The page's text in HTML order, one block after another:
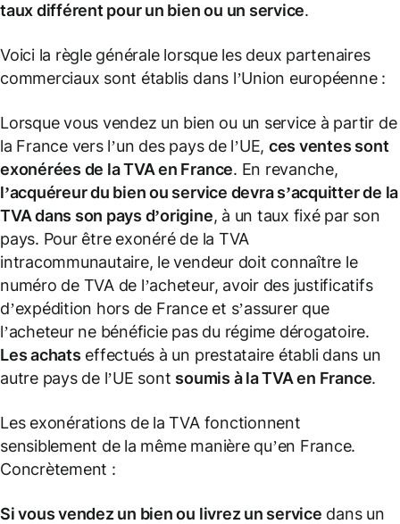
taux différent pour un bien ou un service.
Voici la règle générale lorsque les deux partenaires
commerciaux sont établis dans l’Union européenne :
Lorsque vous vendez un bien ou un service à partir de
la France vers l’un des pays de l’UE, ces ventes sont
exonérées de la TVA en France. En revanche,
l’acquéreur du bien ou service devra s’acquitter de la
TVA dans son pays d’origine, à un taux fixé par son
pays. Pour être exonéré de la TVA
intracommunautaire, le vendeur doit connaître le
numéro de TVA de l’acheteur, avoir des justificatifs
d’expédition hors de France et s’assurer que
l’acheteur ne bénéficie pas du régime dérogatoire.
Les achats effectués à un prestataire établi dans un
autre pays de l’UE sont soumis à la TVA en France.
Les exonérations de la TVA fonctionnent
sensiblement de la même manière qu’en France.
Concrètement :
Si vous vendez un bien ou livrez un service dans un